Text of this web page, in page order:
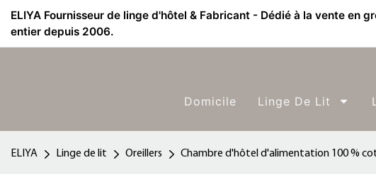
ELIYA Fournisseur de linge d'hôtel & Fabricant - Dédié à la vente en
entier depuis 2006.
Domicile Linge De Lit
ELIYA Linge de lit Oreillers Chambre d'hôtel d'alimentation 100 %